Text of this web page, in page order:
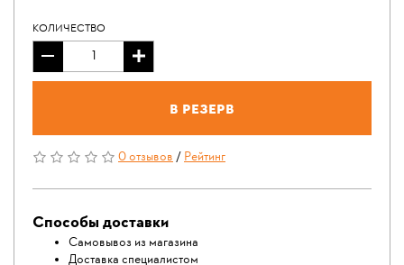
КОЛИЧЕСТВО
В резерв
0 отзывов/Рейтинг
Способы доставки
Самовывоз из магазина
Доставка специалистом